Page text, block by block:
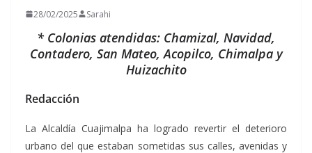
28/02/2025 Sarahi
* Colonias atendidas: Chamizal, Navidad,
Contadero, San Mateo, Acopilco, Chimalpa y
Huizachito
Redacción
La Alcaldía Cuajimalpa ha logrado revertir el deterioro
urbano del que estaban sometidas sus calles, avenidas y